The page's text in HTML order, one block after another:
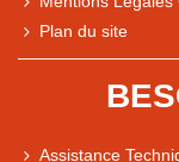
Plan du site
Assistance